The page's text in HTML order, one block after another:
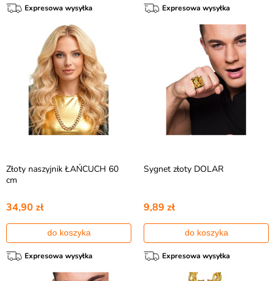
Expresowa wysyłka Expresowa wysyłka
Złoty naszyjnik ŁAŃCUCH 60
cm
34,90 zł
do koszyka
Expresowa wysyłka
Sygnet złoty DOLAR
9,89 zł
do koszyka
Expresowa wysyłka